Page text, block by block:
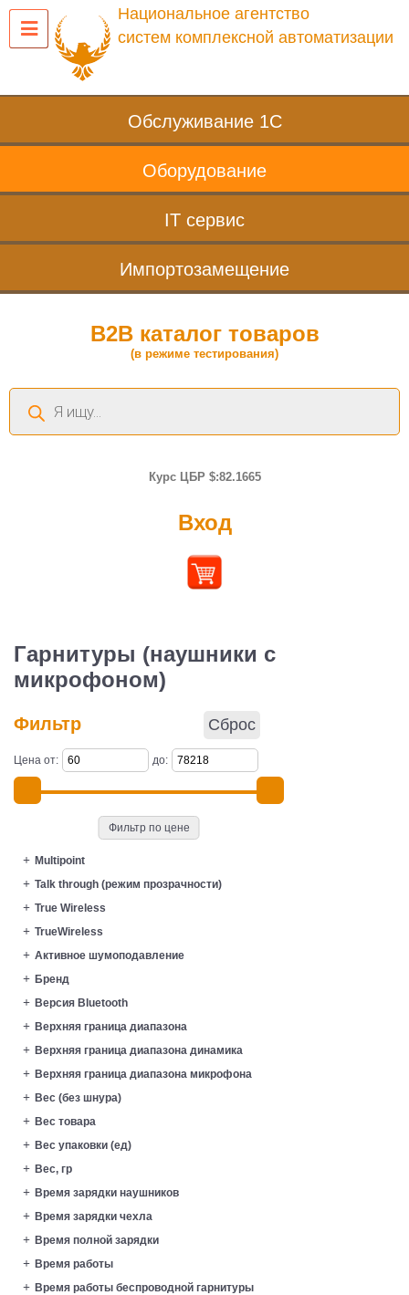
Национальное агентство
систем комплексной автоматизации
Обслуживание 1С
Оборудование
IT сервис
Импортозамещение
B2B каталог товаров
(в режиме тестирования)
Поиск
товаров
Курс ЦБР $:82.1665
Вход
Гарнитуры (наушники с
микрофоном)
Фильтр Сброс
Цена от: до:
Фильтр по цене
Multipoint
Talk through (режим прозрачности)
True Wireless
TrueWireless
Активное шумоподавление
Бренд
Версия Bluetooth
Верхняя граница диапазона
Верхняя граница диапазона динамика
Верхняя граница диапазона микрофона
Вес (без шнура)
Вес товара
Вес упаковки (ед)
Вес, гр
Время зарядки наушников
Время зарядки чехла
Время полной зарядки
Время работы
Время работы беспроводной гарнитуры